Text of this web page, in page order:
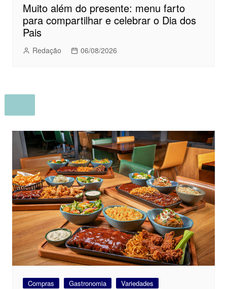
Muito além do presente: menu farto
para compartilhar e celebrar o Dia dos
Pais
Redação 06/08/2026
Compras Gastronomia Variedades